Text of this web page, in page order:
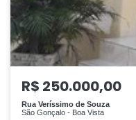
R$ 250.000,00
Rua Veríssimo de Souza
São Gonçalo - Boa Vista